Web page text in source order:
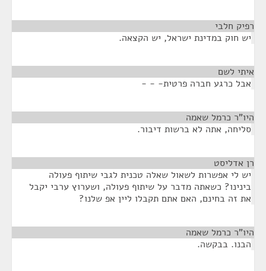
רפיק חלבי
יש חוק במדינת ישראל, יש הקצאה.
איתי לשם
אבל כרגע חברה פרטית- - -
היו"ר כרמל שאמה
סליחה, אתה לא ברשות דיבור.
רן אדליסט
יש לי אפשרות לשאול שאלה טכנית לגבי שיתוף פעולה
בינינו? כשאתה מדבר על שיתוף פעולה, ושערוץ ערבי יקבל
את זה בחינם, האם אתם תקבלו ליין אפ שלנו?
היו"ר כרמל שאמה
הבנו. בבקשה.